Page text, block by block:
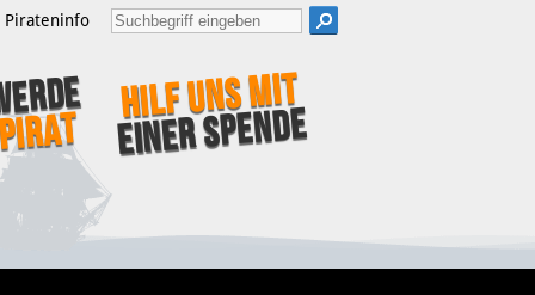
Pirateninfo
Hilf uns mit
einer Spende